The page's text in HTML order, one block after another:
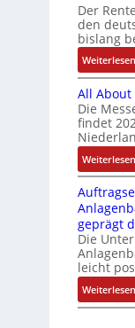
yg
e
f
b
u
t
R
c
u
Der
den
bislang
Weiterlesen:
3
4
All
Die
findet
Weiterlesen:
t
geprägt
Die
leicht
Weiterlesen: